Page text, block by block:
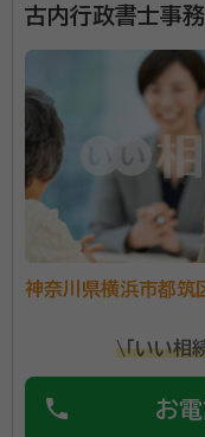
古内行政書士事
神奈川県横浜市都筑
\「いい相
phone お